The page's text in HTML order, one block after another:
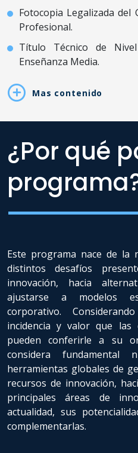
Fotocopia Legalizada del
Profesional.
Título Técnico de
Enseñanza Media.
Mas contenido
Este programa nace de la
distintos desafíos
innovación, hacia
ajustarse a modelos
corporativo.
incidencia y valor que las
pueden conferirle a su
considera
herramientas globales de
recursos de innovación,
principales áreas de
actualidad, sus
complementarlas.
¿Por qué